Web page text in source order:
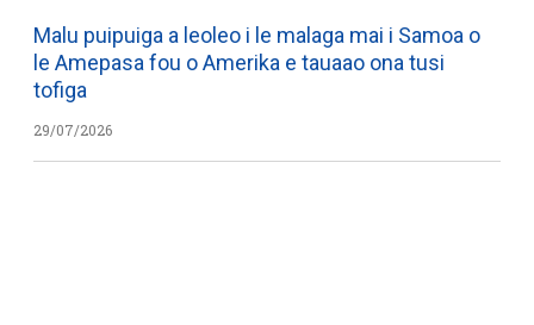
Malu puipuiga a leoleo i le malaga mai i Samoa o
le Amepasa fou o Amerika e tauaao ona tusi
tofiga
29/07/2026